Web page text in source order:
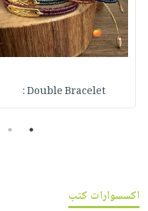
Double Bracelet :
1
2
اكسسوارات كتب